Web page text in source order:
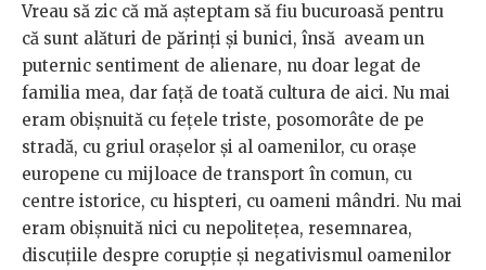
Vreau să zic că mă așteptam să fiu bucuroasă pentru
că sunt alături de părinți și bunici, însă aveam un
puternic sentiment de alienare, nu doar legat de
familia mea, dar față de toată cultura de aici. Nu mai
eram obișnuită cu fețele triste, posomorâte de pe
stradă, cu griul orașelor și al oamenilor, cu orașe
europene cu mijloace de transport în comun, cu
centre istorice, cu hispteri, cu oameni mândri. Nu mai
eram obișnuită nici cu nepolitețea, resemnarea,
discuțiile despre corupție și negativismul oamenilor